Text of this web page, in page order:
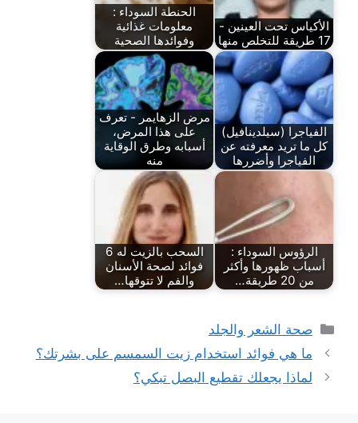
الأكياس تحت العينين -
17 طريقة للتخلص منها
الحنطة السوداء :
معلومات غذائية
وفوائدها الصحية
الفياجرا (سيلدينافيل)
كل ما تريد معرفته عن
الفياجرا وأضررها
مرض الزهايمر - تعرف
على هذا المرض،
أسبابه وطرق الوقاية
منه
الرؤوس السوداء :
أسباب ظهورها وأكثر
من 20 طريقة…
السحب بالزيت له 6
فوائد لصحة الأسنان
والفم لا تتوقها…
التصنيفات
صحة الشعر والجلد
ما هي فوائد استخدام زيت السمسم على بشرتك؟
لماذا يجعلك تقطيع البصل تبكي؟